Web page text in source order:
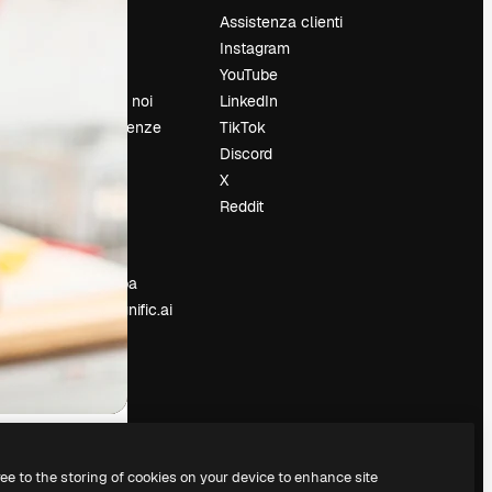
Lavora con noi
Cerca tendenze
Vendi i tuoi
contenuti
Sala stampa
Cerchi magnific.ai
Assistenza clienti
Instagram
YouTube
LinkedIn
TikTok
Discord
X
Reddit
to the storing of cookies on your device to enhance site